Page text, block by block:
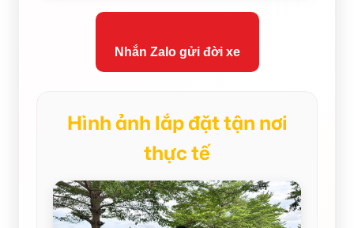
Nhắn Zalo gửi đời xe
Hình ảnh lắp đặt tận nơi
thực tế